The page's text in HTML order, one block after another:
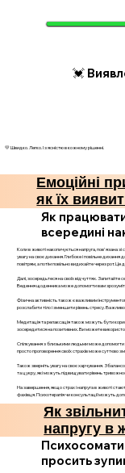
💓
💛 Швидко. Легко. І з ясністю в кожному рішенні.
Емоційні
як їх
Як
всередині
Коли в животі накопичується напруга, пов'язана
увагу на своє дихання. Глибоке і повільне
повітрям, а потім повільно видихайте через рот.
Далі, зосередьтеся на своїх відчуттях.
Ведення щоденника може допомогти вам зрозуміти
Фізична активність також є важливим
розслабити тіло і зменшити рівень стресу.
Медитація та релаксація також можуть бути
зосередитися на позитивних. Ви можете
Спілкування з близькими людьми може допомогти
просто проговорення своїх страхів може суттєво
Також зверніть увагу на своє харчування.
та цукру, які можуть підвищувати рівень
На завершення, якщо страх і напруга в животі
фахівця. Психотерапія чи консультації можуть
Як
напругу в
просить